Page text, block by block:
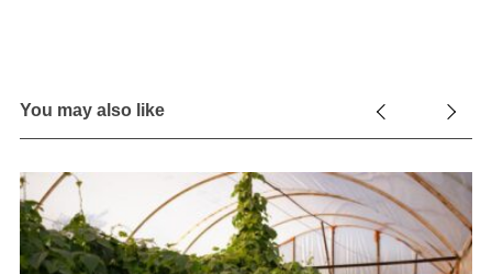
You may also like